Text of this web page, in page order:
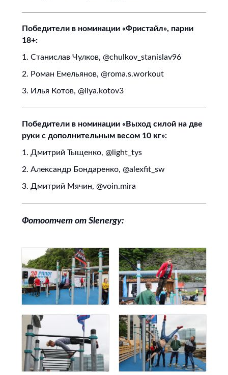
Победители в номинации «Фристайл», парни
18+:
1. Станислав Чулков, @chulkov_stanislav96
2. Роман Емельянов, @roma.s.workout
3. Илья Котов, @ilya.kotov3
Победители в номинации «Выход силой на две
руки с дополнительным весом 10 кг»:
1. Дмитрий Тыщенко, @light_tys
2. Александр Бондаренко, @alexfit_sw
3. Дмитрий Мячин, @voin.mira
Фотоотчет от Slenergy: